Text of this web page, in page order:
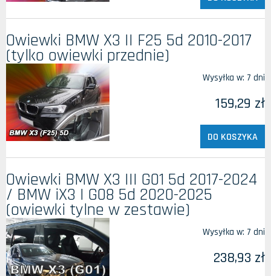
Owiewki BMW X3 II F25 5d 2010-2017
(tylko owiewki przednie)
Wysyłka w: 7 dni
159,29 zł
DO KOSZYKA
Owiewki BMW X3 III G01 5d 2017-2024
/ BMW iX3 I G08 5d 2020-2025
(owiewki tylne w zestawie)
Wysyłka w: 7 dni
238,93 zł